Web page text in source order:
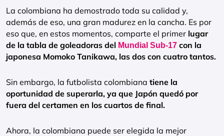
La colombiana ha demostrado toda su calidad y,
además de eso, una gran madurez en la cancha. Es por
eso que, en estos momentos, comparte el primer lugar
de la tabla de goleadoras del Mundial Sub-17 con la
japonesa Momoko Tanikawa, las dos con cuatro tantos.
Sin embargo, la futbolista colombiana tiene la
oportunidad de superarla, ya que Japón quedó por
fuera del certamen en los cuartos de final.
Ahora, la colombiana puede ser elegida la mejor